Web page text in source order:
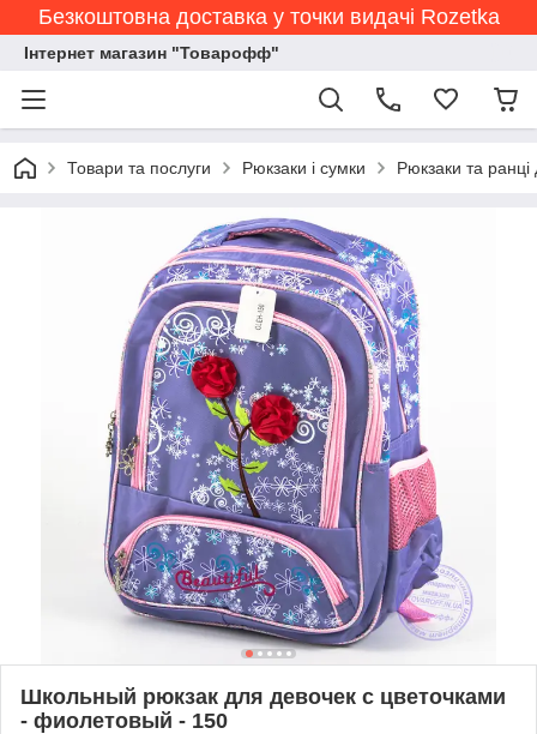
Безкоштовна доставка у точки видачі Rozetka
Інтернет магазин "Товарофф"
Товари та послуги Рюкзаки і сумки Рюкзаки та
Школьный рюкзак для девочек с цветочками
- фиолетовый - 150